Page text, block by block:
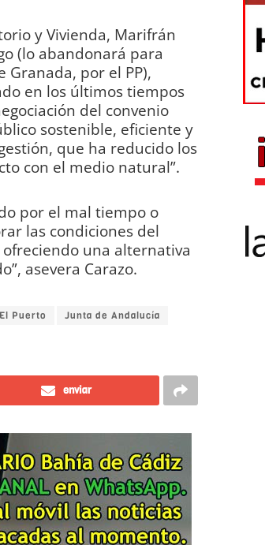
y Vivienda, Marifrán
(lo abandonará para
Granada, por el PP),
en los últimos tiempos
del convenio
sostenible, eficiente y
que ha reducido los
con el medio natural”.
por el mal tiempo o
las condiciones del
una alternativa
asevera Carazo.
El Puerto
Junta de Andalucía
enviar